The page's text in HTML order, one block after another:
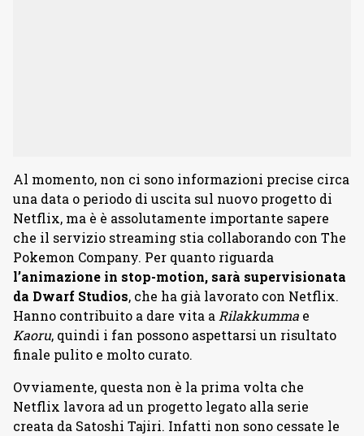
Al momento, non ci sono informazioni precise circa
una data o periodo di uscita sul nuovo progetto di
Netflix, ma è è assolutamente importante sapere
che il servizio streaming stia collaborando con The
Pokemon Company. Per quanto riguarda
l’animazione in stop-motion, sarà supervisionata
da Dwarf Studios, che ha già lavorato con Netflix.
Hanno contribuito a dare vita a Rilakkumma e
Kaoru, quindi i fan possono aspettarsi un risultato
finale pulito e molto curato.
Ovviamente, questa non è la prima volta che
Netflix lavora ad un progetto legato alla serie
creata da Satoshi Tajiri. Infatti non sono cessate le